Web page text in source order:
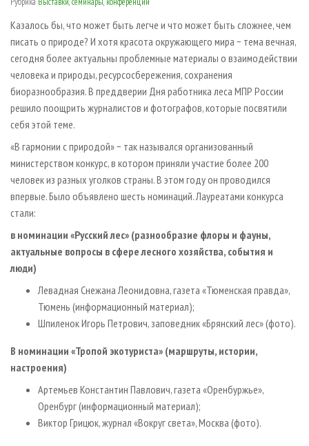
СУШКА ДРЕВЕСИНЫ
ПРОИЗВОДСТВО ДРЕВЕСНЫХ ПЛИТ
ДЕРЕВЯННОЕ ДОМОСТРОЕНИЕ
ПРОИЗВОДСТВО МЕБЕЛИ
БИОЭНЕРГЕТИКА
ЦБП
ИНСТРУМЕНТ И МАТЕРИАЛЫ
ПЕРСОНЫ
МОБИЛЬНЫЕ ВЫСТАВКИ
ОФИЦИАЛЬНЫЕ ДЕЛЕГАЦИИ
ПРИОРИТЕТНЫЕ ИНВЕСТПРОЕКТЫ
RUSSIAN FORESTRY REVIEW
ГАЗЕТА ЛЕСПРОМФОРУМ
БИБЛИОТЕКА СПЕЦИАЛИСТА
КОНТАКТЫ
РЕКЛАМА НА САЙТЕ
Казалось бы, что может быть легче и что может быть сложнее, чем
писать о природе? И хотя красота окружающего мира − тема вечная,
сегодня более актуальны проблемные материалы о взаимодействии
человека и природы, ресурсосбережения, сохранения
биоразнообразия. В преддверии Дня работника леса МПР России
решило поощрить журналистов и фотографов, которые посвятили
себя этой теме.
«В гармонии с природой» − так назывался организованный
министерством конкурс, в котором приняли участие более 200
человек из разных уголков страны. В этом году он проводился
впервые. Было объявлено шесть номинаций. Лауреатами конкурса
стали:
в номинации «Русский лес» (разнообразие флоры и фауны,
актуальные вопросы в сфере лесного хозяйства, события и
люди)
Левадная Снежана Леонидовна, газета «Тюменская правда»,
Тюмень (информационный материал);
Шпиленок Игорь Петрович, заповедник «Брянский лес» (фото).
В номинации «Тропой экотуриста» (маршруты, истории,
настроения)
Артемьев Константин Павлович, газета «Оренбуржье»,
Оренбург (информационный материал);
Виктор Грицюк, журнал «Вокруг света», Москва (фото).